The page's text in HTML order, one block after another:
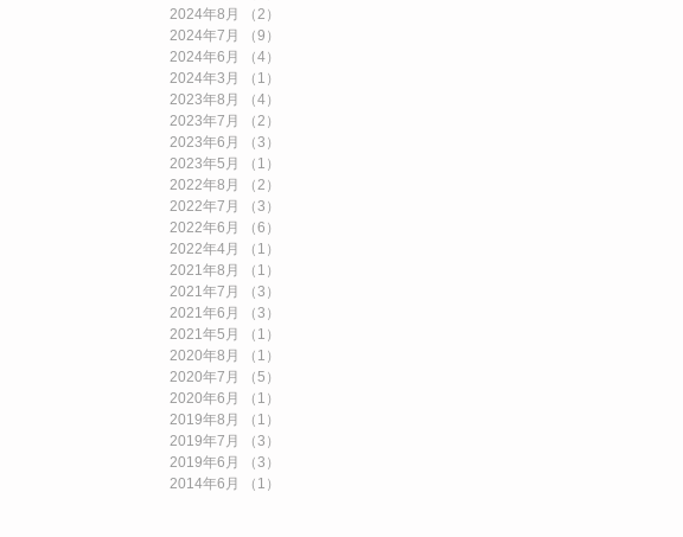
2024年8月
（2）
2024年7月
（9）
2024年6月
（4）
2024年3月
（1）
2023年8月
（4）
2023年7月
（2）
2023年6月
（3）
2023年5月
（1）
2022年8月
（2）
2022年7月
（3）
2022年6月
（6）
2022年4月
（1）
2021年8月
（1）
2021年7月
（3）
2021年6月
（3）
2021年5月
（1）
2020年8月
（1）
2020年7月
（5）
2020年6月
（1）
2019年8月
（1）
2019年7月
（3）
2019年6月
（3）
2014年6月
（1）